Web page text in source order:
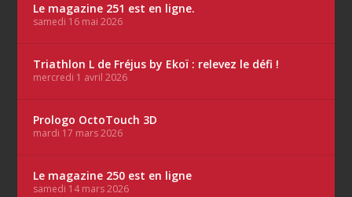
Le magazine 251 est en ligne.
samedi 16 mai 2026
Triathlon L de Fréjus by Ekoï : relevez le défi !
mercredi 1 avril 2026
Prologo OctoTouch 3D
mardi 17 mars 2026
Le magazine 250 est en ligne
samedi 14 mars 2026